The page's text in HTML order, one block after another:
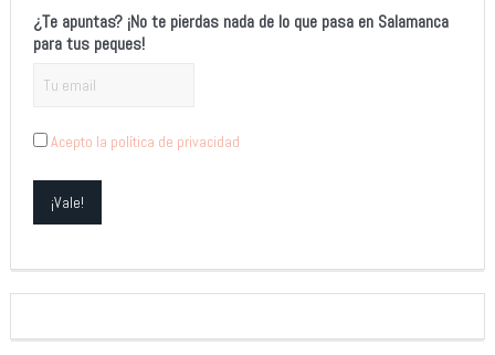
¿Te apuntas? ¡No te pierdas nada de lo que pasa en Salamanca
para tus peques!
Acepto la política de privacidad